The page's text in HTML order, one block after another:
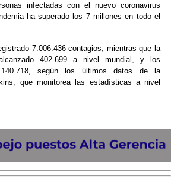
infectadas con el nuevo coronavirus
ha superado los 7 millones en todo el
7.006.436 contagios, mientras que la
402.699 a nivel mundial, y los
según los últimos datos de la
que monitorea las estadísticas a nivel